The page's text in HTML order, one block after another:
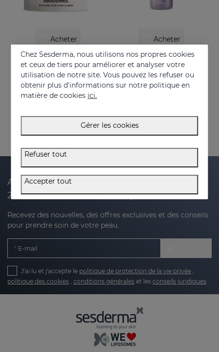
Acheter
ABRADERMOL Crème Microdermoabrasion
Gommage visage et corps
26.95 €
Acheter
29.95 €
Abonnez-vous à notre newsletter et recevez
20 % de réduction sur votre prochain achat
Recevez des nouvelles, des offres exclusives et des conseils
pour prendre soin de votre peau.
E-mail
J'ai lu et j'accepte le politique de protection de la vie privée ,
politique des cookies , conditions générales et les conseils juridiques
Chez Sesderma, nous utilisons nos propres cookies
et ceux de tiers pour améliorer et analyser votre
utilisation de notre site. Vous pouvez les refuser ou
obtenir plus d'informations sur notre politique en
matière de cookies ici.
Gérer les cookies
Refuser tout
Accepter tout